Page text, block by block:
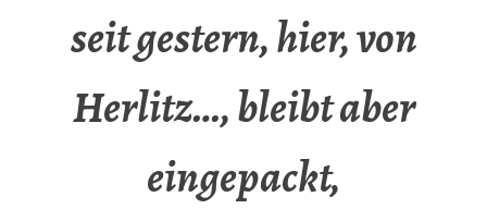
seit gestern, hier, von
Herlitz…, bleibt aber
eingepackt,